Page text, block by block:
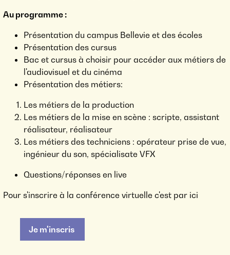
Au programme :
Présentation du campus Bellevie et des écoles
Présentation des cursus
Bac et cursus à choisir pour accéder aux métiers de
l'audiovisuel et du cinéma
Présentation des métiers:
Les métiers de la production
Les métiers de la mise en scène : scripte, assistant
réalisateur, réalisateur
Les métiers des techniciens : opérateur prise de vue,
ingénieur du son, spécialisate VFX
Questions/réponses en live
Pour s'inscrire à la conférence virtuelle c'est par ici
Je m'inscris